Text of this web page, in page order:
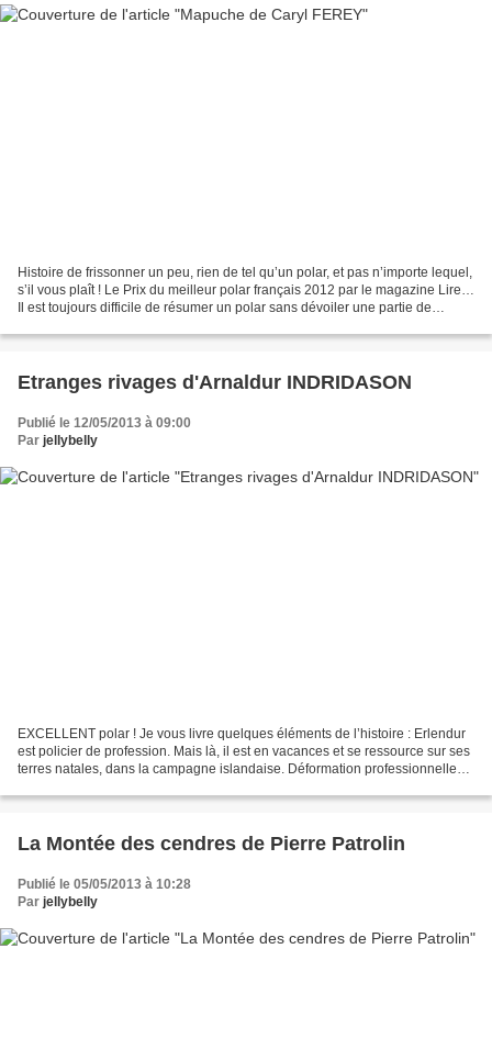
Histoire de frissonner un peu, rien de tel qu’un polar, et pas n’importe lequel,
s’il vous plaît ! Le Prix du meilleur polar français 2012 par le magazine Lire…
Il est toujours difficile de résumer un polar sans dévoiler une partie de
Etranges rivages d'Arnaldur INDRIDASON
Publié le 12/05/2013 à 09:00
Par jellybelly
EXCELLENT polar ! Je vous livre quelques éléments de l’histoire : Erlendur
est policier de profession. Mais là, il est en vacances et se ressource sur ses
terres natales, dans la campagne islandaise. Déformation professionnelle
La Montée des cendres de Pierre Patrolin
Publié le 05/05/2013 à 10:28
Par jellybelly